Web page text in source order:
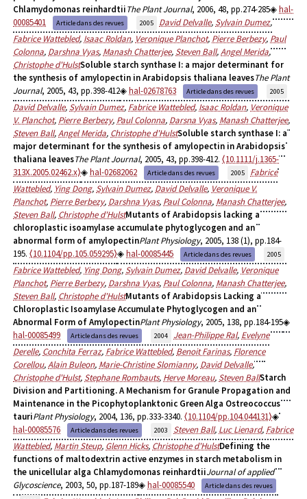
Chlamydomonas reinhardtiiThe Plant Journal, 2006, 48, pp.274-285
hal-
00085401
Article dans des revues 2005 David Delvalle, Sylvain Dumez,
Fabrice Wattebled, Isaac Roldan, Veronique Planchot, Pierre Berbezy, Paul
Colonna, Darshna Vyas, Manash Chatterjee, Steven Ball,Angel Merida,
Christophe d'HulstSoluble starch synthase I: a major determinant for
the synthesis of amylopectin in Arabidopsis thaliana leavesThe Plant
Journal, 2005, 43, pp.398-412 hal-02678763 Article dans des revues 2005
David Delvalle, Sylvain Dumez, Fabrice Wattebled, Isaac Roldan, Veronique
V. Planchot, Pierre Berbezy, Paul Colonna, Darsna Vyas, Manash Chatterjee,
Steven Ball,Angel Merida, Christophe d'HulstSoluble starch synthase I: a
major determinant for the synthesis of amylopectin in Arabidopsis
thaliana leavesThe Plant Journal, 2005, 43, pp.398-412. ⟨10.1111/j.1365-
313X.2005.02462.x⟩
hal-02682062 Article dans des revues 2005
Fabrice
Wattebled, Ying Dong, Sylvain Dumez, David Delvalle, Veronique V.
Planchot, Pierre Berbezy, Darshna Vyas, Paul Colonna, Manash Chatterjee,
Steven Ball, Christophe d'HulstMutants of Arabidopsis lacking a
chloroplastic isoamylase accumulate phytoglycogen and an
abnormal form of amylopectinPlant Physiology, 2005, 138 (1), pp.184-
195. ⟨10.1104/pp.105.059295⟩ hal-00085445 Article dans des revues 2005
Fabrice Wattebled, Ying Dong, Sylvain Dumez, David Delvalle, Veronique
Planchot, Pierre Berbezy, Darshna Vyas, Paul Colonna, Manash Chatterjee,
Steven Ball, Christophe d'HulstMutants of Arabidopsis Lacking a
Chloroplastic Isoamylase Accumulate Phytoglycogen and an
Abnormal Form of AmylopectinPlant Physiology, 2005, 138, pp.184-195
hal-00085499
Article dans des revues 2004 Jean-Philippe Ral, Evelyne
Derelle, Conchita Ferraz, Fabrice Wattebled, Benoit Farinas, Florence
Corellou,Alain Buleon, Marie-Christine Slomianny, David Delvalle,
Christophe d'Hulst, Stephane Rombauts, Herve Moreau, Steven BallStarch
Division and Partitioning. A Mechanism for Granule Propagation and
Maintenance in the Picophytoplanktonic Green Alga Ostreococcus
tauriPlant Physiology, 2004, 136, pp.333-3340. ⟨10.1104/pp.104.044131⟩
hal-00085576
Article dans des revues 2003 Steven Ball, Luc Lienard, Fabrice
Wattebled, Martin Steup, Glenn Hicks, Christophe d'HulstDefining the
functions of maltodextrin active enzymes in starch metabolism in
the unicellular alga Chlamydomonas reinhardtiiJournal of applied
Glycoscience, 2003, 50, pp.187-189 hal-00085540
Article dans des revues